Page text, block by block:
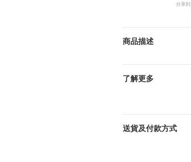
分享到
商品描述
了解更多
送貨及付款方式